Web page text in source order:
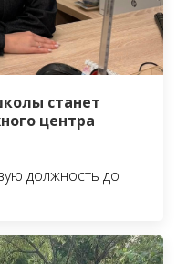
станет
центра
должность до